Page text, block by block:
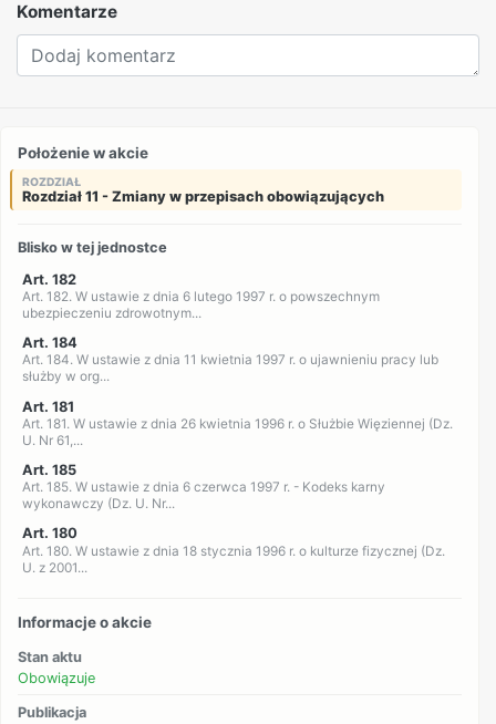
Komentarze
Położenie w akcie
ROZDZIAŁ
Rozdział 11 - Zmiany w przepisach obowiązujących
Blisko w tej jednostce
Art. 182
Art. 182. W ustawie z dnia 6 lutego 1997 r. o powszechnym
ubezpieczeniu zdrowotnym...
Art. 184
Art. 184. W ustawie z dnia 11 kwietnia 1997 r. o ujawnieniu pracy lub
służby w org...
Art. 181
Art. 181. W ustawie z dnia 26 kwietnia 1996 r. o Służbie Więziennej (Dz.
U. Nr 61,...
Art. 185
Art. 185. W ustawie z dnia 6 czerwca 1997 r. - Kodeks karny
wykonawczy (Dz. U. Nr...
Art. 180
Art. 180. W ustawie z dnia 18 stycznia 1996 r. o kulturze fizycznej (Dz.
U. z 2001...
Informacje o akcie
Stan aktu
Obowiązuje
Publikacja